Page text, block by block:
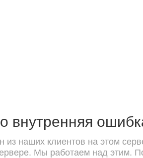
внутренняя
из наших клиентов на этом
Мы работаем над этим.